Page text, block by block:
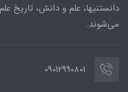
دانستنیها، علم و دانش، تاریخ
می‌شوند.
09012990801